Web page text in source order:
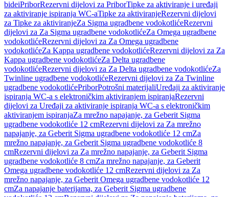
bideiPriborRezervni dijelovi za PriborTipke za aktiviranje i uređaji
za aktiviranje ispiranja WC-aTipke za aktiviranjeRezervni dijelovi
za Tipke za aktiviranjeZa Sigma ugradbene vodokotlićeRezervni
dijelovi za Za Sigma ugradbene vodokotlićeZa Omega ugradbene
vodokotlićeRezervni dijelovi za Za Omega ugradbene
vodokotlićeZa Kappa ugradbene vodokotlićeRezervni dijelovi za Za
Kappa ugradbene vodokotlićeZa Delta ugradbene
vodokotlićeRezervni dijelovi za Za Delta ugradbene vodokotlićeZa
Twinline ugradbene vodokotlićeRezervni dijelovi za Za Twinline
ugradbene vodokotlićePriborPotrošni materijaliUređaji za aktiviranje
ispiranja WC-a s elektroničkim aktiviranjem ispiranjaRezervni
dijelovi za Uređaji za aktiviranje ispiranja WC-a s elektroničkim
aktiviranjem ispiranjaZa mrežno napajanje, za Geberit Sigma
ugradbene vodokotliće 12 cmRezervni dijelovi za Za mrežno
napajanje, za Geberit Sigma ugradbene vodokotliće 12 cmZa
mrežno napajanje, za Geberit Sigma ugradbene vodokotliće 8
cmRezervni dijelovi za Za mrežno napajanje, za Geberit Sigma
ugradbene vodokotliće 8 cmZa mrežno napajanje, za Geberit
Omega ugradbene vodokotliće 12 cmRezervni dijelovi za Za
mrežno napajanje, za Geberit Omega ugradbene vodokotliće 12
cmZa napajanje baterijama, za Geberit Sigma ugradbene